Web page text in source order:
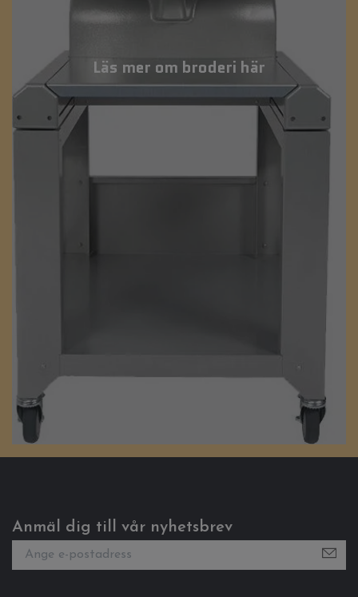
Läs mer om broderi här
Anmäl dig till vår nyhetsbrev